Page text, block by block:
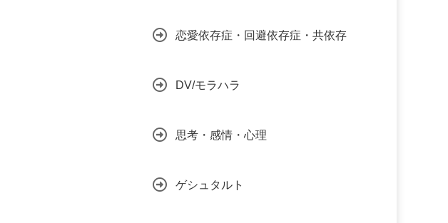
恋愛依存症・回避依存症・共依存
DV/モラハラ
思考・感情・心理
ゲシュタルト